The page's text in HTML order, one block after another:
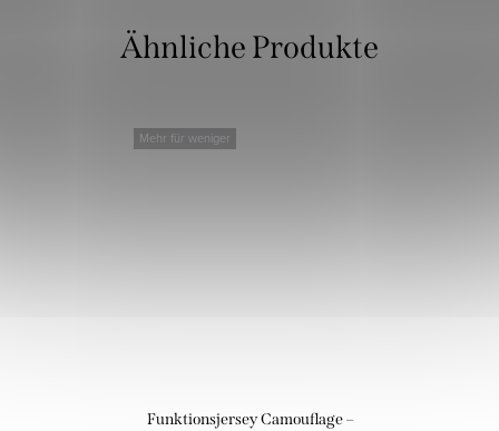
Mehr für weniger
Funktionsjersey Camouflage –